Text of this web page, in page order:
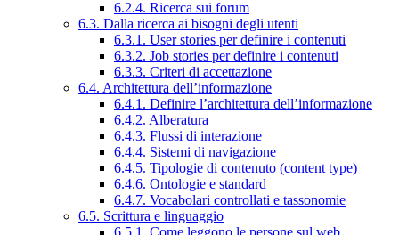
6.2.4. Ricerca sui forum
6.3. Dalla ricerca ai bisogni degli utenti
6.3.1. User stories per definire i contenuti
6.3.2. Job stories per definire i contenuti
6.3.3. Criteri di accettazione
6.4. Architettura dell’informazione
6.4.1. Definire l’architettura dell’informazione
6.4.2. Alberatura
6.4.3. Flussi di interazione
6.4.4. Sistemi di navigazione
6.4.5. Tipologie di contenuto (content type)
6.4.6. Ontologie e standard
6.4.7. Vocabolari controllati e tassonomie
6.5. Scrittura e linguaggio
6.5.1. Come leggono le persone sul web